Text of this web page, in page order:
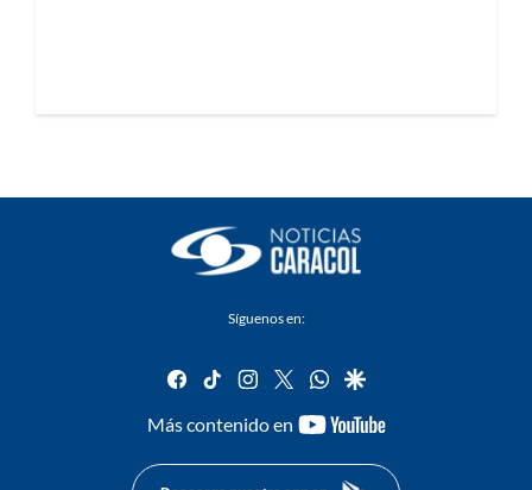
Síguenos en:
facebook
tiktok instagram
twitterwhatsapp
google
Más contenido en
youtube-